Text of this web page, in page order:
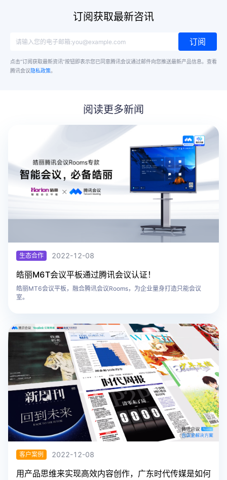
订阅获取最新咨讯
订阅
点击“订阅获取最新资讯”按钮即表示您已同意腾讯会议通过邮件向您推送最新产品信息。 查看
腾讯会议 隐私政策。
阅读更多新闻
生态合作 2022-12-08
​皓丽M6T会议平板通过腾讯会议认证！
皓丽MT6会议平板，融合腾讯会议Rooms，为企业量身打造只能会议
室。
客户案例 2022-12-08
用产品思维来实现高效内容创作，广东时代传媒是如何